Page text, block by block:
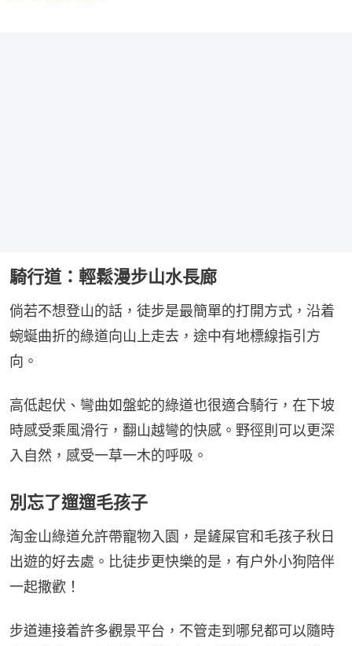
騎行道：輕鬆漫步山水長廊
倘若不想登山的話，徒步是最簡單的打開方式，沿着
蜿蜒曲折的綠道向山上走去，途中有地標線指引方
向。
高低起伏、彎曲如盤蛇的綠道也很適合騎行，在下坡
時感受乘風滑行，翻山越彎的快感。野徑則可以更深
入自然，感受一草一木的呼吸。
別忘了遛遛毛孩子
淘金山綠道允許帶寵物入園，是鏟屎官和毛孩子秋日
出遊的好去處。比徒步更快樂的是，有户外小狗陪伴
一起撒歡！
步道連接着許多觀景平台，不管走到哪兒都可以隨時